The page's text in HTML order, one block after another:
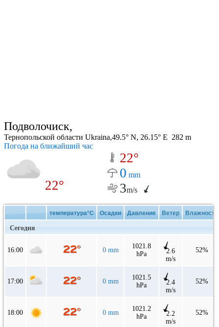
Подволочиск,
Тернопольской области Ukraina,49.5° N, 26.15° E 282 m
Погода на ближайший час
22°
22°
0 mm
3m/s
температура°C Осадки Давление Ветер Влажность
Сегодня
16:00 0 mm
1021.8
hPa
2.6
m/s
52%
17:00 0 mm
1021.5
hPa
2.4
m/s
52%
18:00 0 mm
1021.2
hPa
2.2
m/s
52%